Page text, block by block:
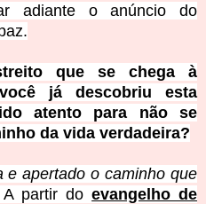
adiante o anúncio do
que se chega à
já descobriu esta
atento para não se
da vida verdadeira?
e apertado o caminho que
A partir doevangelho de